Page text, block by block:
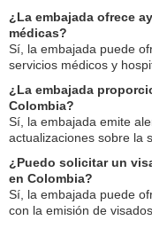
¿La embajada ofrece
médicas?
Sí, la embajada puede
servicios médicos y
¿La embajada
Colombia?
Sí, la embajada emite
actualizaciones sobre la
¿Puedo solicitar un
en Colombia?
Sí, la embajada puede
con la emisión de